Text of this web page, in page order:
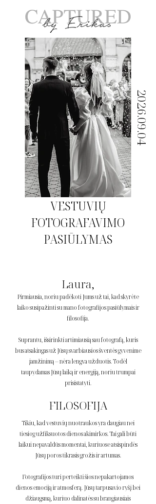
2026.09.04
VESTUVIŲ
FOTOGRAFAVIMO
PASIŪLYMAS
Laura,
Pirmiausia, noriu padėkoti Jums už tai, kad skyrėte
laiko susipažinti su mano fotografijos pasiūlymais ir
filosofija.
Suprantu, išsirinkti artimiausią sau fotografą, kuris
bus atsakingas už Jūsų svarbiausios šventės gyvenime
įamžinimą – nėra lengva užduotis. Todėl
taupydamas Jūsų laiką ir energiją, noriu trumpai
prisistatyti.
FILOSOFIJA
Tikiu, kad vestuvių nuotraukos yra daugiau nei
tiesiog užfiksuotos dienos akimirkos. Tai gali būti
laikui nepavaldūs momentai, kuriuose atsispindės
Jūsų poros tikrasis grožis ir artumas.
Fotografijos turi perteikti šios nepakartojamos
dienos emociją ir atmosferą. Jūsų tarpusavio ryšį bei
džiaugsmą, kuriuo dalinatės su brangiausiais